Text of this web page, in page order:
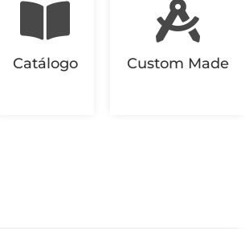
Catálogo Custom Made